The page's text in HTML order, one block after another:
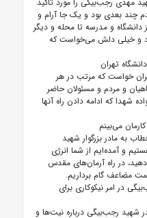
چند بعدی بود و یک جا آرام و
و مدرسه تا محله و دیگر
و خیلی دلش می‌خواست که
تهران
خواست که مرتب در هر
و مردم و مسئولان حاضر
شهدا که ادامه دادن راه آنها
می‌بینم
به مادر بزرگوار شهید
و آمده‌ایم از شما انرژی
در راه آرمان‌های مقدس
مضاعف گام برداریم.
در امر نیکوکاری برای
شهید رجب‌بیگی درباره نیت‌ها و